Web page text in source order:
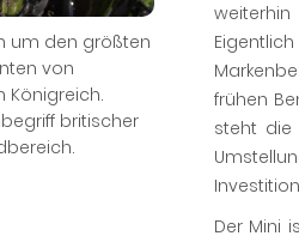
um den größten
von
Königreich.
britischer
frühen
steht die
Der Mini